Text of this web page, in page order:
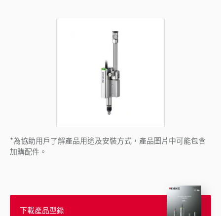
*為協助用戶了解產品用途及安裝方式，產品圖片中可能包含
加購配件。
下載產品型錄